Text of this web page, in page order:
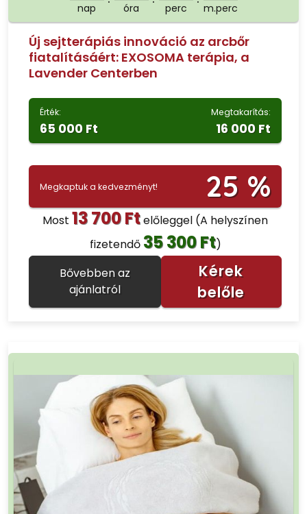
nap óra perc m.perc
Új sejtterápiás innováció az arcbőr
fiatalításáért: EXOSOMA terápia, a
Lavender Centerben
Érték:
65 000 Ft
Megtakarítás:
16 000 Ft
Megkaptuk a kedvezményt! 25 %
Most 13 700 Ftelőleggel (A helyszínen
fizetendő 35 300 Ft)
Bővebben az
ajánlatról
Kérek
belőle